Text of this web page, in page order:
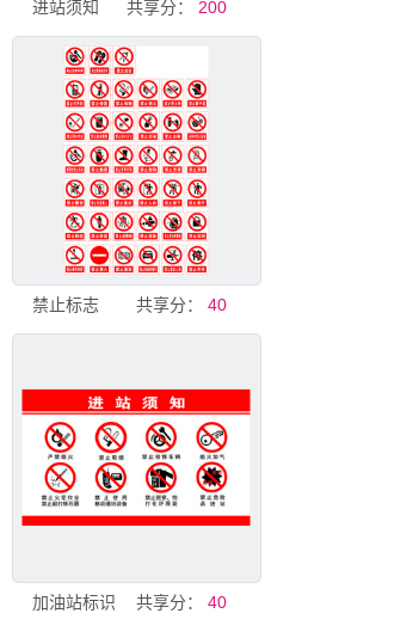
进站须知 共享分： 200
禁止标志 共享分： 40
加油站标识 共享分： 40